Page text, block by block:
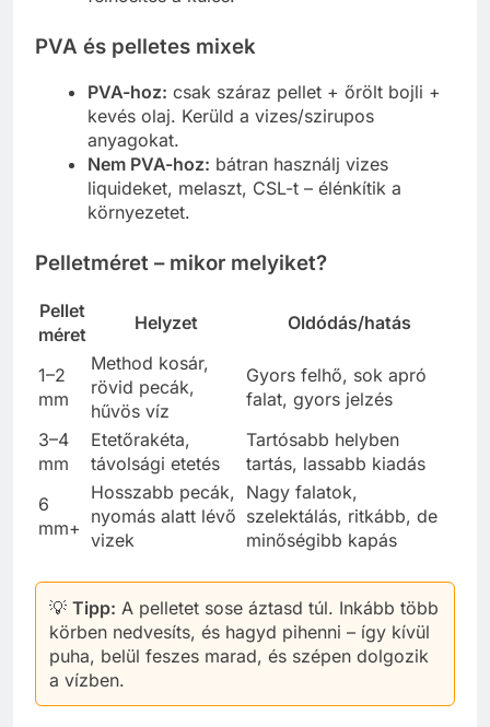
PVA és pelletes mixek
PVA-hoz: csak száraz pellet + őrölt bojli +
kevés olaj. Kerüld a vizes/szirupos
anyagokat.
Nem PVA-hoz: bátran használj vizes
liquideket, melaszt, CSL-t – élénkítik a
környezetet.
Pelletméret – mikor melyiket?
Pellet
méret
Helyzet Oldódás/hatás
1–2
mm
Method kosár,
rövid pecák,
hűvös víz
Gyors felhő, sok apró
falat, gyors jelzés
3–4
mm
Etetőrakéta,
távolsági etetés
Tartósabb helyben
tartás, lassabb kiadás
6
mm+
Hosszabb pecák,
nyomás alatt lévő
vizek
Nagy falatok,
szelektálás, ritkább, de
minőségibb kapás
💡 Tipp: A pelletet sose áztasd túl. Inkább több
körben nedvesíts, és hagyd pihenni – így kívül
puha, belül feszes marad, és szépen dolgozik
a vízben.